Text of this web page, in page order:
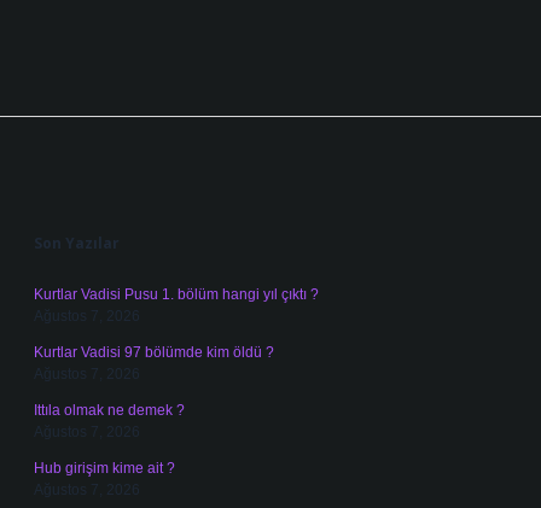
Son Yazılar
Kurtlar Vadisi Pusu 1. bölüm hangi yıl çıktı ?
Ağustos 7, 2026
Kurtlar Vadisi 97 bölümde kim öldü ?
Ağustos 7, 2026
Ittıla olmak ne demek ?
Ağustos 7, 2026
Hub girişim kime ait ?
Ağustos 7, 2026